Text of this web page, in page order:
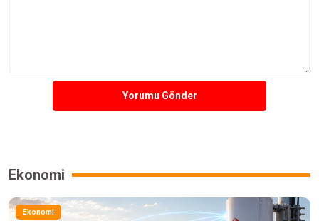
Yorumu Gönder
Ekonomi
Ekonomi